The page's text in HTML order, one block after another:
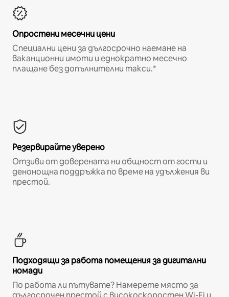
Опростени месечни цени
Специални цени за дългосрочно наемане на
ваканционни имоти и еднократно месечно
плащане без допълнителни такси.*
Резервирайте уверено
Отзиви от доверената ни общност от гости и
денонощна поддръжка по време на удължения ви
престой.
Подходящи за работа помещения за дигитални
номади
По работа ли пътувате? Намерете място за